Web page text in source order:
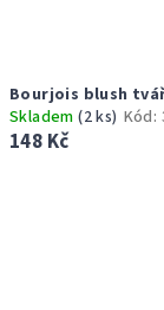
Bourjois blush
Skladem(2 ks) Kód:
148 Kč